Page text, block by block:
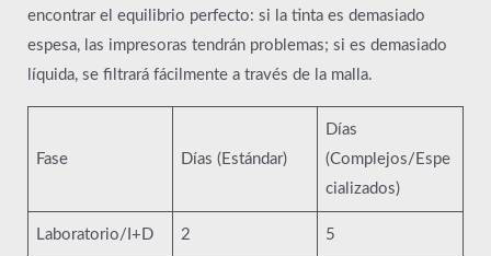
encontrar el equilibrio perfecto: si la tinta es demasiado
espesa, las impresoras tendrán problemas; si es demasiado
líquida, se filtrará fácilmente a través de la malla.
Fase Días (Estándar)
Días
(Complejos/Espe
cializados)
Laboratorio/I+D 2 5